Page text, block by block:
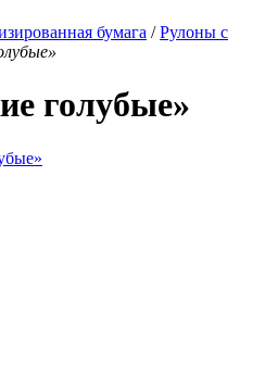
бумага /Рулоны с
голубые»